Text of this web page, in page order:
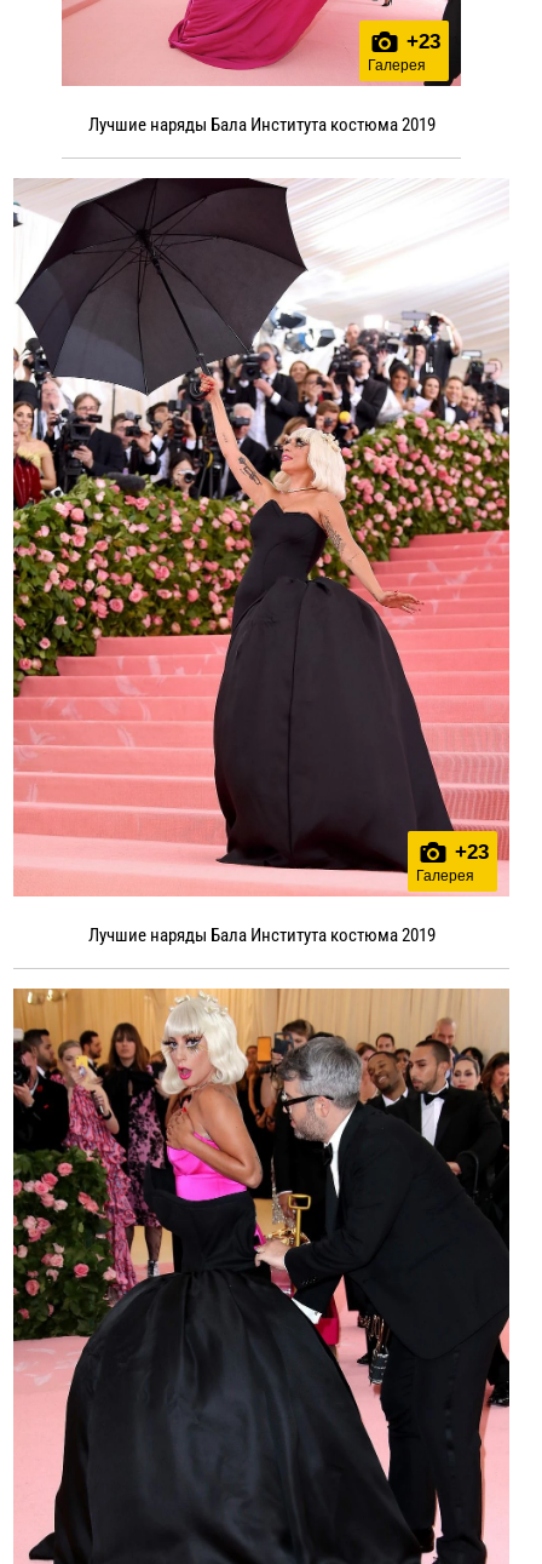
+23
Галерея
Лучшие наряды Бала Института костюма 2019
+23
Галерея
Лучшие наряды Бала Института костюма 2019